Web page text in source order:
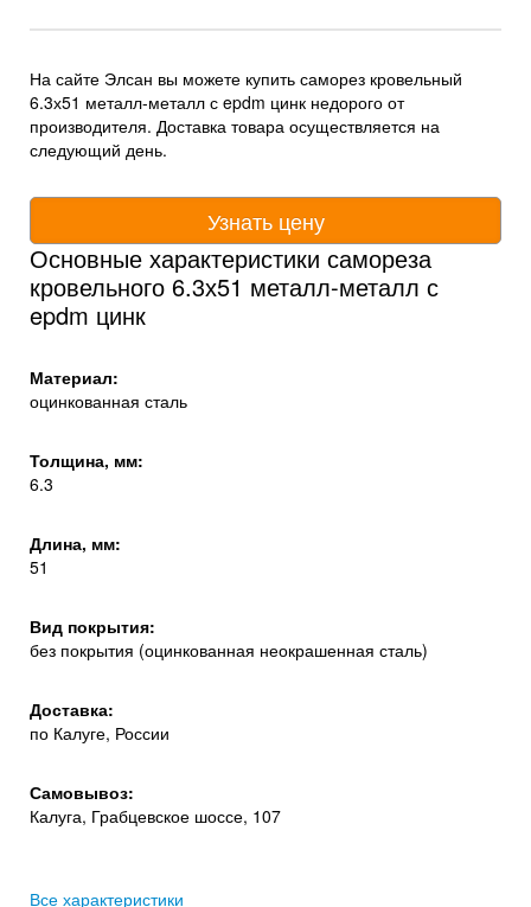
На сайте Элсан вы можете купить саморез кровельный
6.3х51 металл-металл с epdm цинк недорого от
производителя. Доставка товара осуществляется на
следующий день.
Узнать цену
Основные характеристики самореза
кровельного 6.3х51 металл-металл с
epdm цинк
Материал:
оцинкованная сталь
Толщина, мм:
6.3
Длина, мм:
51
Вид покрытия:
без покрытия (оцинкованная неокрашенная сталь)
Доставка:
по Калуге, России
Самовывоз:
Калуга, Грабцевское шоссе, 107
Все характеристики